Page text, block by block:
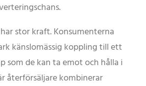
stor kraft. Konsumenterna
känslomässig koppling till ett
som de kan ta emot och hålla i
återförsäljare kombinerar